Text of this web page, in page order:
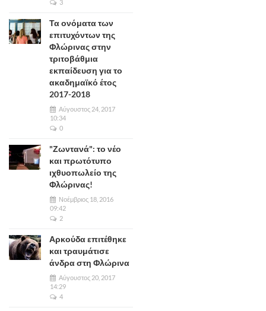
3
Τα ονόματα των
επιτυχόντων της
Φλώρινας στην
τριτοβάθμια
εκπαίδευση για το
ακαδημαϊκό έτος
2017-2018
Αύγουστος 24, 2017
10:34
0
"Ζωντανά": το νέο
και πρωτότυπο
ιχθυοπωλείο της
Φλώρινας!
Νοέμβριος 18, 2016
09:42
2
Αρκούδα επιτέθηκε
και τραυμάτισε
άνδρα στη Φλώρινα
Αύγουστος 20, 2017
14:29
4